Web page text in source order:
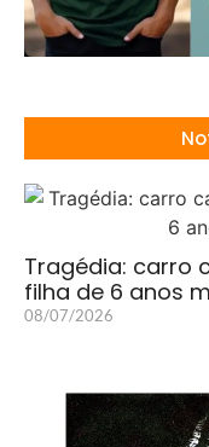
Tragédia: carro
filha de 6 anos
08/07/2026